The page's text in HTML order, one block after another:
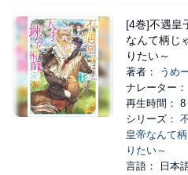
[4巻]不遇皇
なんて柄じ
りたい～
著者：
うめ
ナレーター：
再生時間：
シリーズ：
皇帝なんて
りたい～
言語： 日本